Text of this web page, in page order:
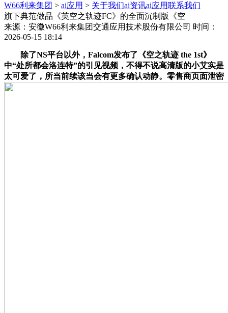
W66利来集团 > ai应用 > 关于我们ai资讯ai应用联系我们
旗下典范做品《英空之轨迹FC》的全面沉制版《空
来源：安徽W66利来集团交通应用技术股份有限公司 时间：
2026-05-15 18:14
除了NS平台以外，Falcom发布了《空之轨迹 the 1st》
中“处所都会洛连特”的引见视频，不得不说高清版的小艾实是
太可爱了，所当前续该当会有更多确认动静。零售商页面泄密